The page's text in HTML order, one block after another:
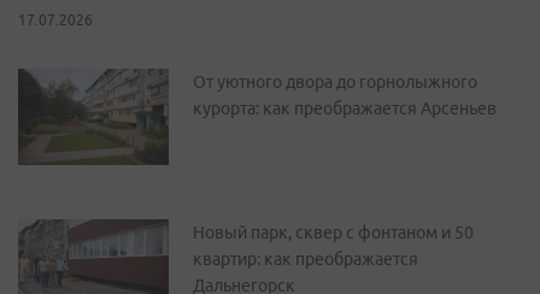
17.07.2026
От уютного двора до горнолыжного
курорта: как преображается Арсеньев
Новый парк, сквер с фонтаном и 50
квартир: как преображается
Дальнегорск